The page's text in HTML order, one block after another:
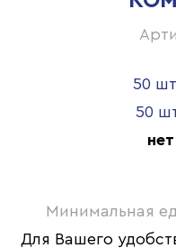
50
50
Минимальная
Для Вашего